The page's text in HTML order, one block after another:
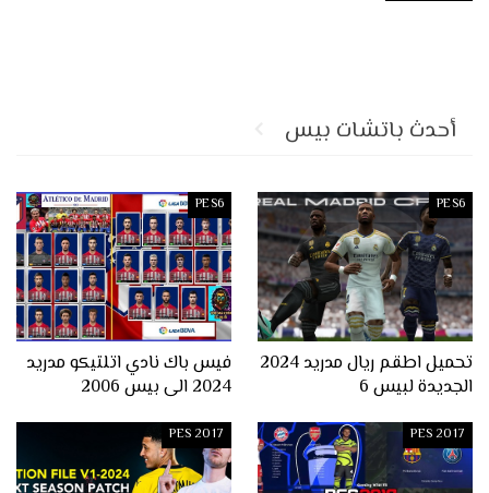
أحدث باتشات بيس
PES6
تحميل اطقم ريال مدريد 2024
الجديدة لبيس 6
PES6
فيس باك نادي اتلتيكو مدريد
2024 الى بيس 2006
PES 2017
PES 2017